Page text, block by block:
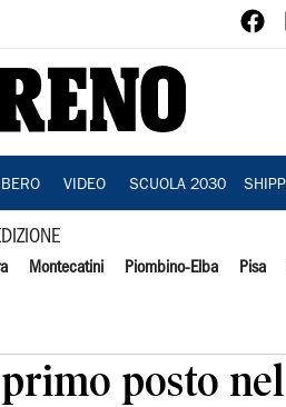
VIDEO SCUOLA 2030
Montecatini Piombino-Elba Pisa
primo posto